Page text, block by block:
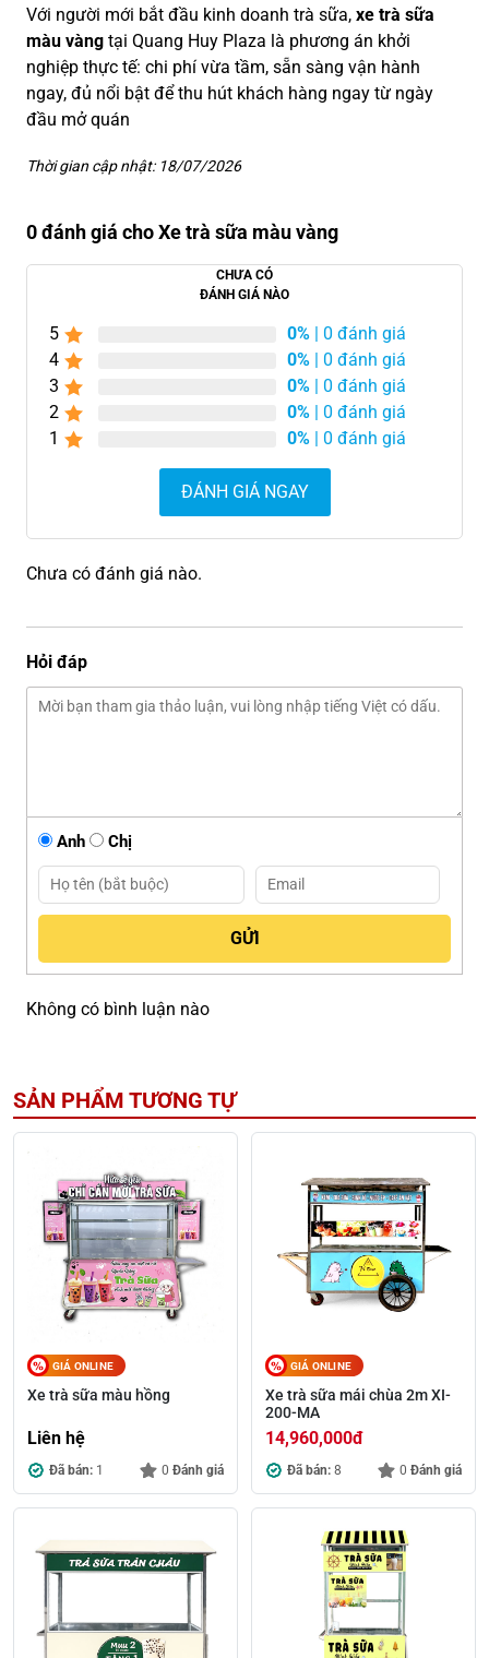
Với người mới bắt đầu kinh doanh trà sữa, xe trà sữa
màu vàng tại Quang Huy Plaza là phương án khởi
nghiệp thực tế: chi phí vừa tầm, sẵn sàng vận hành
ngay, đủ nổi bật để thu hút khách hàng ngay từ ngày
đầu mở quán
Thời gian cập nhật: 18/07/2026
0 đánh giá cho Xe trà sữa màu vàng
CHƯA CÓ
ĐÁNH GIÁ NÀO
5 0% | 0 đánh giá
4
0% | 0 đánh giá
3
0% | 0 đánh giá
2
0% | 0 đánh giá
1
0% | 0 đánh giá
ĐÁNH GIÁ NGAY
Chưa có đánh giá nào.
Hỏi đáp
Anh Chị
Không có bình luận nào
SẢN PHẨM TƯƠNG TỰ
GIÁ ONLINE
Xe trà sữa màu hồng
Liên hệ
Đã bán: 1 0 Đánh giá
GIÁ ONLINE
Xe trà sữa mái chùa 2m XI-
200-MA
14,960,000đ
Đã bán: 8 0 Đánh giá